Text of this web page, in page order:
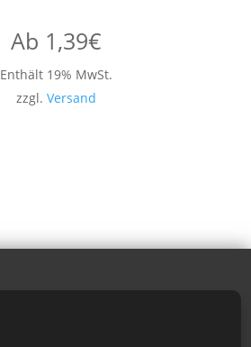
Ab 1,39€
Enthält 19% MwSt.
zzgl. Versand